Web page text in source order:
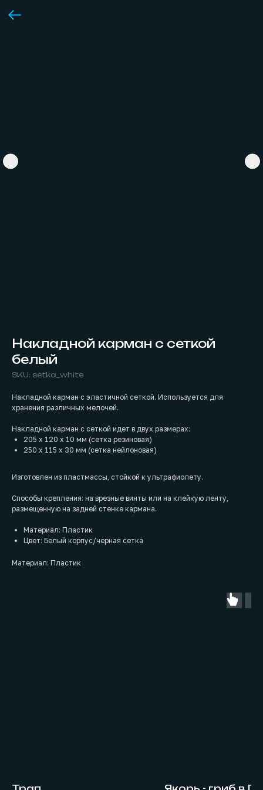
Накладной карман с сеткой
белый
SKU: setka_white
Накладной карман с эластичной сеткой. Используется для
хранения различных мелочей.
Накладной карман с сеткой идет в двух размерах:
205 х 120 х 10 мм (сетка резиновая)
250 x 115 x 30 мм (сетка нейлоновая)
Изготовлен из пластмассы, стойкой к ультрафиолету.
Способы крепления: на врезные винты или на клейкую ленту,
размещенную на задней стенке кармана.
Материал: Пластик
Цвет: Белый корпус/черная сетка
Материал: Пластик